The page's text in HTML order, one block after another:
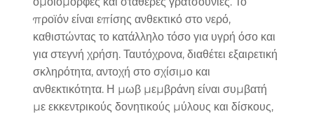
προϊόν είναι επίσης ανθεκτικό στο νερό,
καθιστώντας το κατάλληλο τόσο για υγρή όσο και
για στεγνή χρήση. Ταυτόχρονα, διαθέτει εξαιρετική
σκληρότητα, αντοχή στο σχίσιμο και
ανθεκτικότητα. Η μωβ μεμβράνη είναι συμβατή
με εκκεντρικούς δονητικούς μύλους και δίσκους,